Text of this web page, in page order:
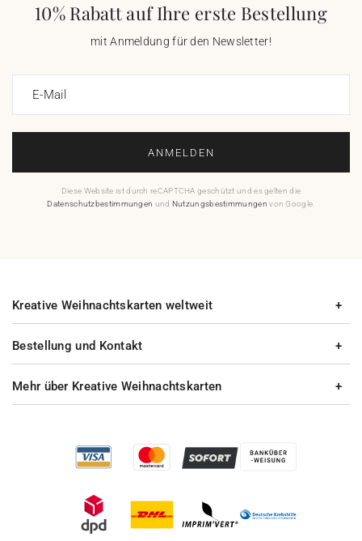
10% Rabatt auf Ihre erste Bestellung
mit Anmeldung für den Newsletter!
E-Mail
ANMELDEN
Diese Website ist durch reCAPTCHA geschützt und es gelten die
Datenschutzbestimmungen und Nutzungsbestimmungen von Google.
Bestellung und Kontakt
Mehr über Kreative Weihnachtskarten
Kreative Weihnachtskarten weltweit